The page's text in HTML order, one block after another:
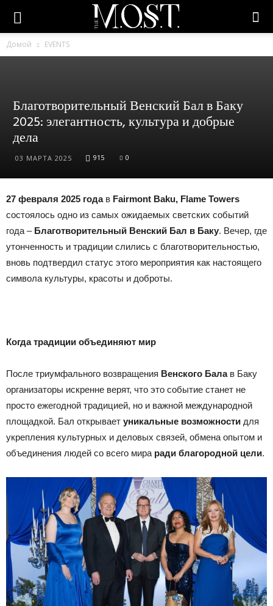
Домой EVENTS
Благотворительный Венский Бал в Баку
2025: элегантность, культура и добрые
дела
03 МАРТА 2025 915 0
27 февраля 2025 годав Fairmont Baku, Flame Towers
состоялось одно из самых ожидаемых светских событий
года – Благотворительный Венский Бал в Баку. Вечер, где
утонченность и традиции слились с благотворительностью,
вновь подтвердил статус этого мероприятия как настоящего
символа культуры, красоты и доброты.
Когда традиции объединяют мир
После триумфального возвращения Венского Балав Баку
организаторы искренне верят, что это событие станет не
просто ежегодной традицией, но и важной международной
площадкой. Бал открывает уникальные возможности для
укрепления культурных и деловых связей, обмена опытом и
объединения людей со всего мира ради благородной цели.